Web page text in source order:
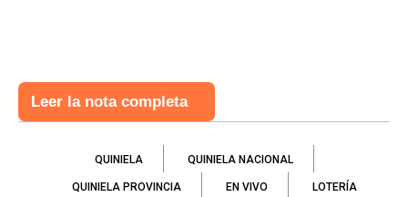
Leer la nota completa
QUINIELA QUINIELA NACIONAL
QUINIELA PROVINCIA EN VIVO LOTERÍA